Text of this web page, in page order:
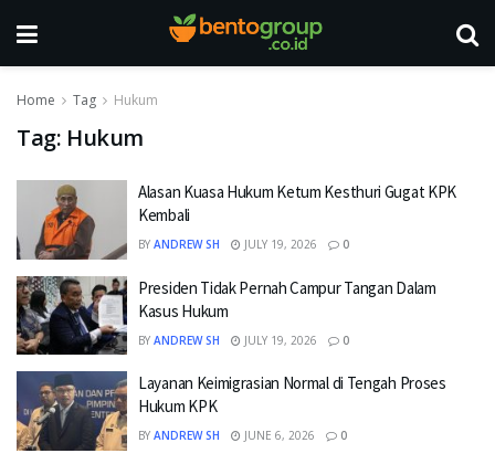
Home Tag Hukum
Tag: Hukum
Alasan Kuasa Hukum Ketum Kesthuri Gugat KPK
Kembali
BY ANDREW SH JULY 19, 2026 0
Presiden Tidak Pernah Campur Tangan Dalam
Kasus Hukum
BY ANDREW SH JULY 19, 2026 0
Layanan Keimigrasian Normal di Tengah Proses
Hukum KPK
BY ANDREW SH JUNE 6, 2026 0